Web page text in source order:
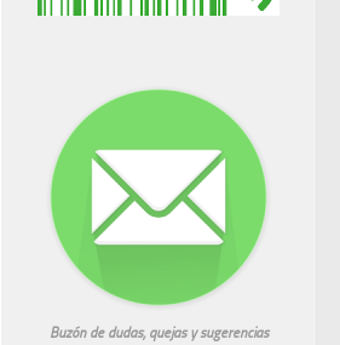
Buzón de dudas, quejas y sugerencias